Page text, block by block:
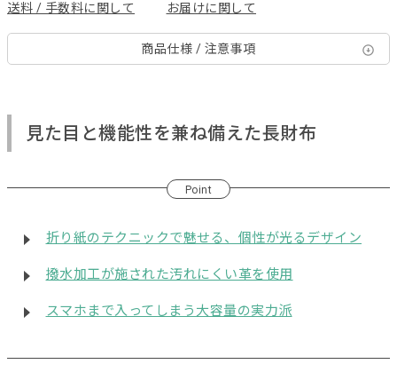
送料 / 手数料に関して お届けに関して
商品仕様 / 注意事項
見た目と機能性を兼ね備えた長財布
Point
折り紙のテクニックで魅せる、個性が光るデザイン
撥水加工が施された汚れにくい革を使用
スマホまで入ってしまう大容量の実力派